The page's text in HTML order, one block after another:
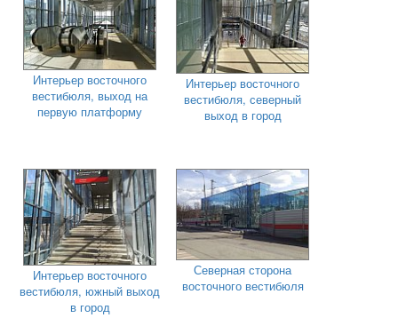
Интерьер восточного
вестибюля, выход на
первую платформу
Интерьер восточного
вестибюля, северный
выход в город
Интерьер восточного
вестибюля, южный выход
в город
Северная сторона
восточного вестибюля